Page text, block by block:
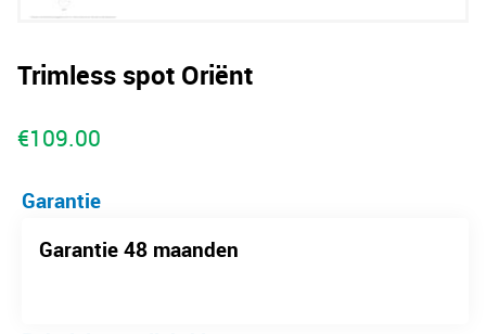
Trimless spot Oriënt
€109.00
Garantie
Garantie 48 maanden